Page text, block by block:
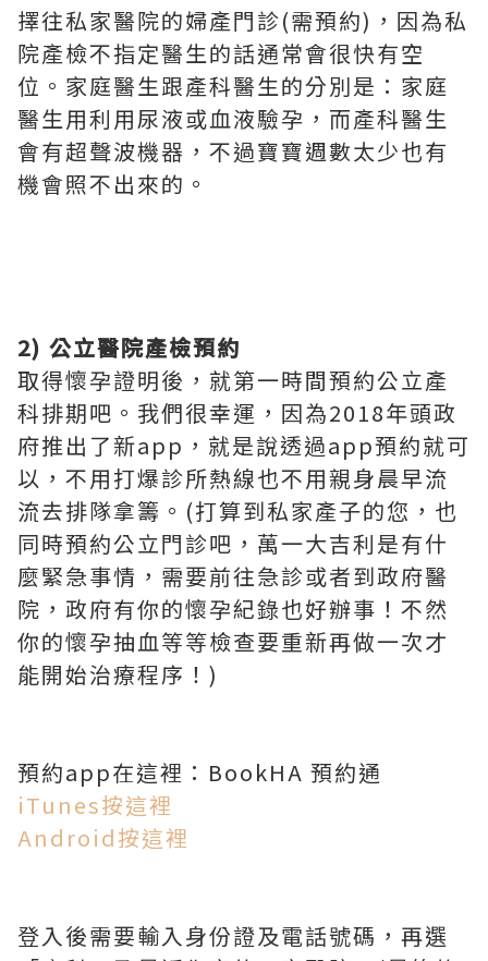
擇往私家醫院的婦產門診(需預約)，因為私
院產檢不指定醫生的話通常會很快有空
位。家庭醫生跟產科醫生的分別是：家庭
醫生用利用尿液或血液驗孕，而產科醫生
會有超聲波機器，不過寶寶週數太少也有
機會照不出來的。
2) 公立醫院產檢預約
取得懷孕證明後，就第一時間預約公立產
科排期吧。我們很幸運，因為2018年頭政
府推出了新app，就是說透過app預約就可
以，不用打爆診所熱線也不用親身晨早流
流去排隊拿籌。(打算到私家產子的您，也
同時預約公立門診吧，萬一大吉利是有什
麼緊急事情，需要前往急診或者到政府醫
院，政府有你的懷孕紀錄也好辦事！不然
你的懷孕抽血等等檢查要重新再做一次才
能開始治療程序！)
預約app在這裡：BookHA 預約通
iTunes按這裡
Android按這裡
登入後需要輸入身份證及電話號碼，再選